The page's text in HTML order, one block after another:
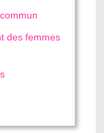
des femmes